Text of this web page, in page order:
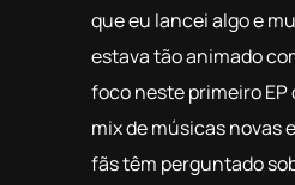
que eu lancei algo e
estava tão animado
foco neste primeiro
mix de músicas novas
fãs têm perguntado